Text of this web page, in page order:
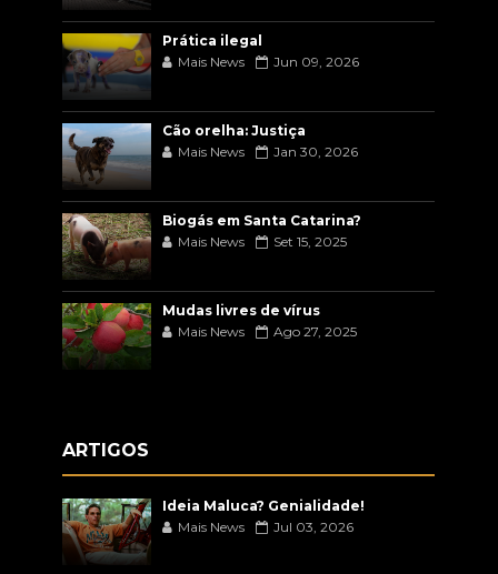
Prática ilegal
Mais News
Jun 09, 2026
Cão orelha: Justiça
Mais News
Jan 30, 2026
Biogás em Santa Catarina?
Mais News
Set 15, 2025
Mudas livres de vírus
Mais News
Ago 27, 2025
ARTIGOS
Ideia Maluca? Genialidade!
Mais News
Jul 03, 2026